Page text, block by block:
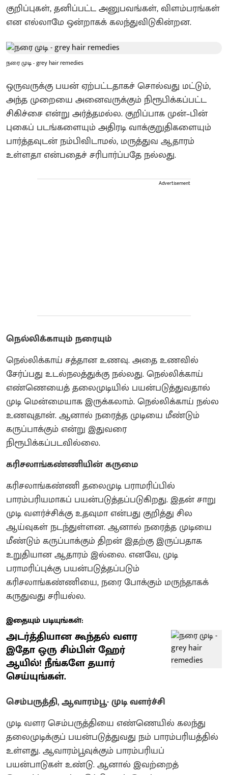
குறிப்புகள், தனிப்பட்ட அனுபவங்கள், விளம்பரங்கள்
என எல்லாமே ஒன்றாகக் கலந்துவிடுகின்றன.
நரை முடி - grey hair remedies
ஒருவருக்கு பயன் ஏற்பட்டதாகச் சொல்வது மட்டும்,
அந்த முறையை அனைவருக்கும் நிரூபிக்கப்பட்ட
சிகிச்சை என்று அர்த்தமல்ல. குறிப்பாக முன்–பின்
புகைப் படங்களையும் அதிரடி வாக்குறுதிகளையும்
பார்த்தவுடன் நம்பிவிடாமல், மருத்துவ ஆதாரம்
உள்ளதா என்பதைச் சரிபார்ப்பதே நல்லது.
Advertisement
நெல்லிக்காயும் நரையும்
நெல்லிக்காய் சத்தான உணவு. அதை உணவில்
சேர்ப்பது உடல்நலத்துக்கு நல்லது. நெல்லிக்காய்
எண்ணெயைத் தலைமுடியில் பயன்படுத்துவதால்
முடி மென்மையாக இருக்கலாம். நெல்லிக்காய் நல்ல
உணவுதான். ஆனால் நரைத்த முடியை மீண்டும்
கருப்பாக்கும் என்று இதுவரை
நிரூபிக்கப்படவில்லை.
கரிசலாங்கண்ணியின் கருமை
கரிசலாங்கண்ணி தலைமுடி பராமரிப்பில்
பாரம்பரியமாகப் பயன்படுத்தப்படுகிறது. இதன் சாறு
முடி வளர்ச்சிக்கு உதவுமா என்பது குறித்து சில
ஆய்வுகள் நடந்துள்ளன. ஆனால் நரைத்த முடியை
மீண்டும் கருப்பாக்கும் திறன் இதற்கு இருப்பதாக
உறுதியான ஆதாரம் இல்லை. எனவே, முடி
பராமரிப்புக்கு பயன்படுத்தப்படும்
கரிசலாங்கண்ணியை, நரை போக்கும் மருந்தாகக்
கருதுவது சரியல்ல.
இதையும் படியுங்கள்:
அடர்த்தியான கூந்தல் வளர
இதோ ஒரு சிம்பிள் ஹேர்
ஆயில்! நீங்களே தயார்
செய்யுங்கள்.
செம்பருத்தி, ஆவாரம்பூ- முடி வளர்ச்சி
முடி வளர செம்பருத்தியை எண்ணெயில் கலந்து
தலைமுடிக்குப் பயன்படுத்துவது நம் பாரம்பரியத்தில்
உள்ளது. ஆவாரம்பூவுக்கும் பாரம்பரியப்
பயன்பாடுகள் உண்டு. ஆனால் இவற்றைத்